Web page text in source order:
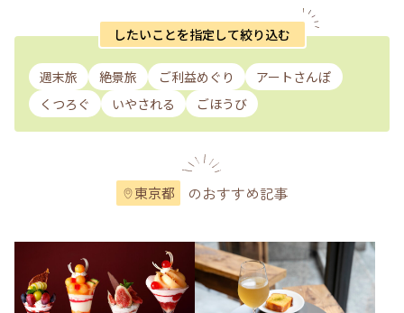
したいことを指定して絞り込む
週末旅 絶景旅 ご利益めぐり
アートさんぽ
くつろぐ
いやされる ごほうび
東京都 のおすすめ記事